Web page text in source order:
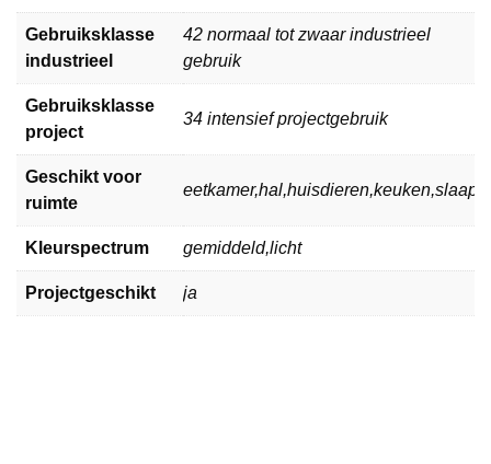
Gebruiksklasse
industrieel
42 normaal tot zwaar industrieel
gebruik
Gebruiksklasse
project
34 intensief projectgebruik
Geschikt voor
ruimte
Kleurspectrum gemiddeld,licht
Projectgeschikt ja